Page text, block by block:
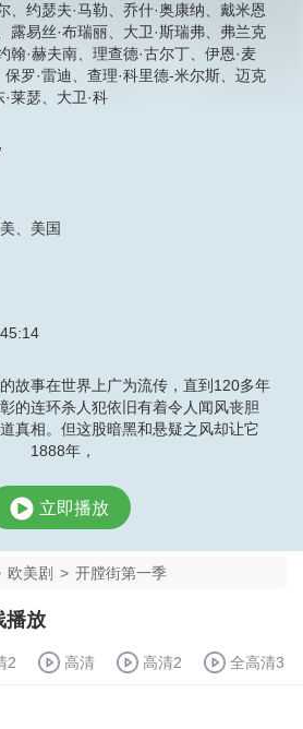
约瑟夫·马勒 乔什·奥康纳
戴米恩
露易丝·布瑞丽 大卫·斯瑞弗
弗兰克
翰·赫夫南 理查德·古尔丁
伊恩·麦
保罗·雷迪 查理·科里德-米尔斯
迈克
·莱瑟
大卫·科
美国
故事在世界上广为流传，直到120多年
的连环杀人犯依旧有着令人闻风丧胆
真相。但这股暗黑和悬疑之风却让它
1888年，
立即播放
欧美剧 > 开膛街第一季
播放
2 高清 高清2 全高清3